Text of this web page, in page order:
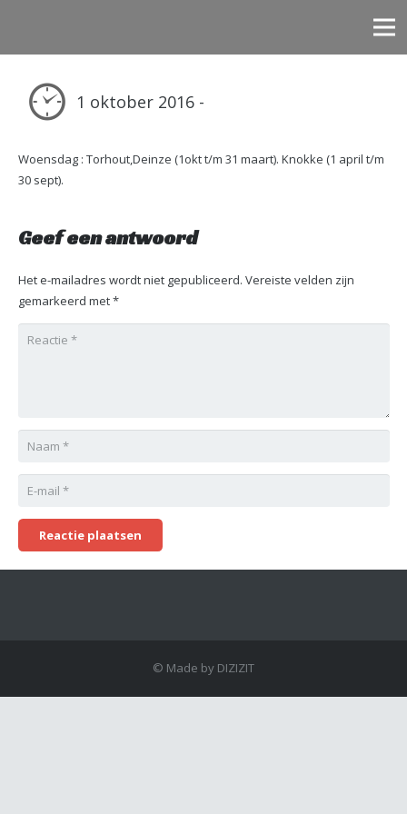
1 oktober 2016 -
Woensdag : Torhout,Deinze (1okt t/m 31 maart). Knokke (1 april t/m
30 sept).
Geef een antwoord
Het e-mailadres wordt niet gepubliceerd. Vereiste velden zijn
gemarkeerd met*
Reactie plaatsen
© Made by DIZIZIT